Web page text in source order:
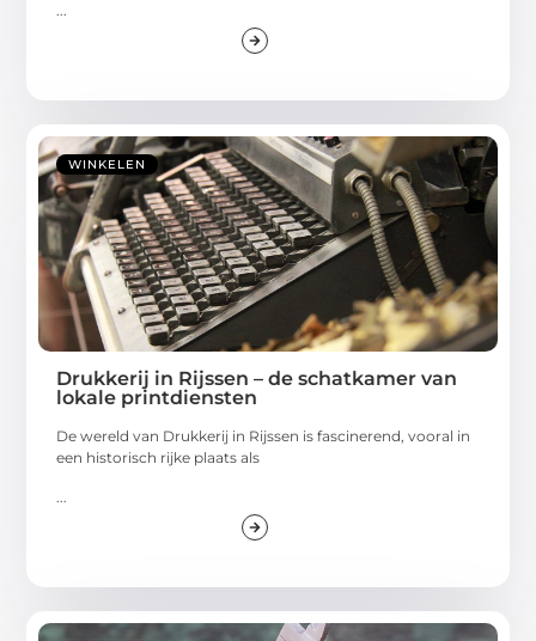
...
WINKELEN
Drukkerij in Rijssen – de schatkamer van
lokale printdiensten
De wereld van Drukkerij in Rijssen is fascinerend, vooral in
een historisch rijke plaats als